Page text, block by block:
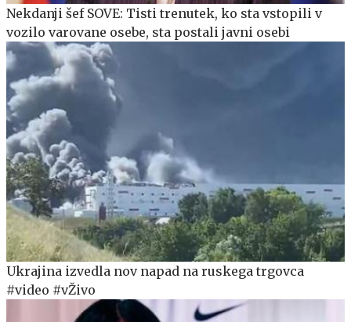
Nekdanji šef SOVE: Tisti trenutek, ko sta vstopili v
vozilo varovane osebe, sta postali javni osebi
Ukrajina izvedla nov napad na ruskega trgovca
#video #vŽivo